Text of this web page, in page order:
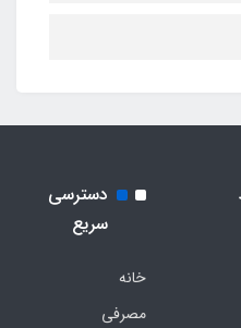
دسترسی
سریع
خانه
مصرفی